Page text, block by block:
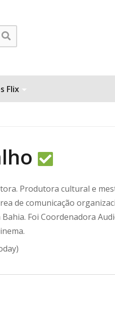
Flix
Produtora cultural e
de comunicação
Foi Coordenadora